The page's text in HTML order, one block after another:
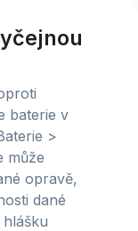
baterie v
>
může
opravě,
dané